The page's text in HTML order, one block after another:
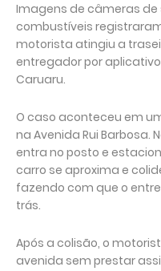
Imagens de câmeras
combustíveis
motorista atingiu a
entregador por
Caruaru.
O caso aconteceu em
na Avenida Rui Barbosa.
entra no posto e
carro se aproxima e
fazendo com que o
trás.
Após a colisão, o
avenida sem prestar